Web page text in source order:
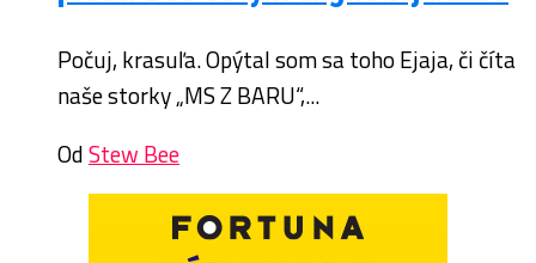
Počuj, krasuľa. Opýtal som sa toho Ejaja, či číta
naše storky „MS Z BARU“,...
OdStew Bee